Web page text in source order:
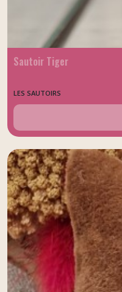
Sautoir Tiger
LES SAUTOIRS